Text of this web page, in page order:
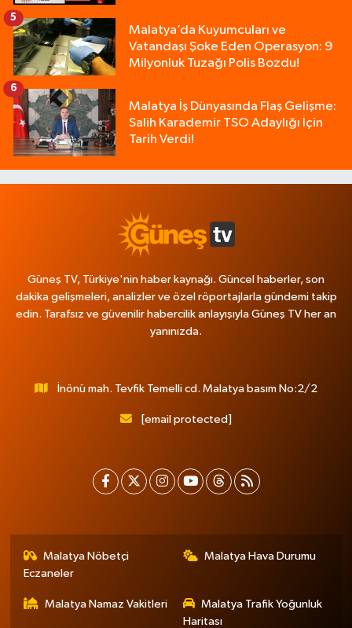
Malatya’da Kuyumcuları ve
Vatandaşı Şoke Eden Operasyon: 9
Milyonluk Tuzağı Polis Bozdu!
5
Malatya İş Dünyasında Flaş Gelişme:
Salih Karademir TSO Adaylığı İçin
Tarih Verdi!
6
Güneş TV, Türkiye'nin haber kaynağı. Güncel haberler, son
dakika gelişmeleri, analizler ve özel röportajlarla gündemi takip
edin. Tarafsız ve güvenilir habercilik anlayışıyla Güneş TV her an
yanınızda.
İnönü mah. Tevfik Temelli cd. Malatya basım No:2/2
[email protected]
Malatya Nöbetçi
Eczaneler
Malatya Hava Durumu
Malatya Namaz Vakitleri
Malatya Trafik Yoğunluk
Haritası